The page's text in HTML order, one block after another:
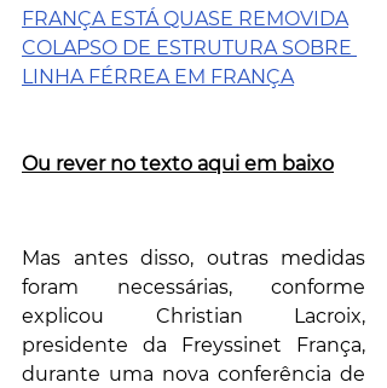
FRANÇA ESTÁ QUASE REMOVIDA
COLAPSO DE ESTRUTURA SOBRE
LINHA FÉRREA EM FRANÇA
Ou rever no texto aqui em baixo
Mas antes disso, outras medidas
foram necessárias, conforme
explicou Christian Lacroix,
presidente da Freyssinet França,
durante uma nova conferência de